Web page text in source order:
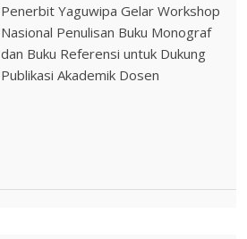
Penerbit Yaguwipa Gelar Workshop
Nasional Penulisan Buku Monograf
dan Buku Referensi untuk Dukung
Publikasi Akademik Dosen